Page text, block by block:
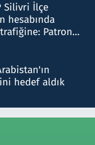
Silivri İlçe
hesabında
Patron
hedef aldık